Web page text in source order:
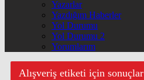
Yazarlar
Yazdığım Haberler
Yol Durumu
Yol Durumu 2
Yorumlarım
Alışveriş etiketi için sonuçlar